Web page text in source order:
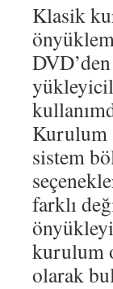
Klasik
Kurulum
sistem
farklı
kurulum
olarak